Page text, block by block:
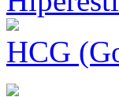
HCG